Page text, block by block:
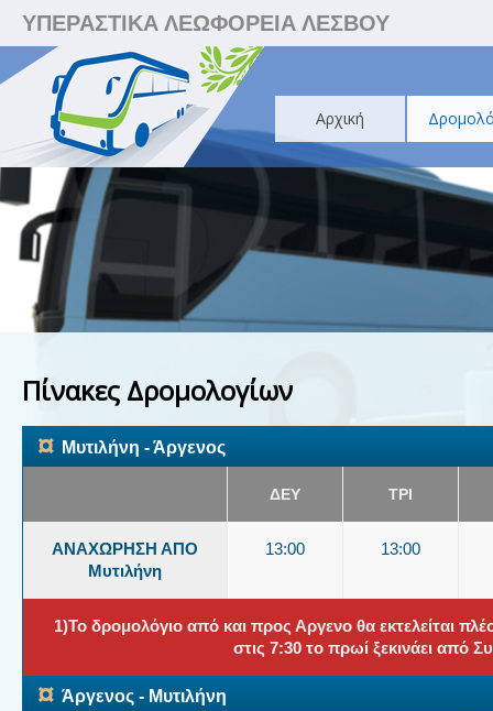
ΥΠΕΡΑΣΤΙΚΑ ΛΕΩΦΟΡΕΙΑ ΛΕΣΒΟΥ
Αρχική
Πίνακες Δρομολογίων
¤ Μυτιλήνη - Άργενος
ΔΕΥ ΤΡΙ
ΑΝΑΧΩΡΗΣΗ ΑΠΟ
Μυτιλήνη
13:00 13:00
1)Το δρομολόγιο από και προς Αργενο θα εκτελείται
στις 7:30 το πρωί ξεκινάει από
¤ Άργενος - Μυτιλήνη